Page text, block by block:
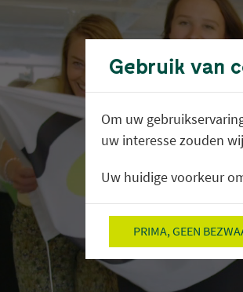
Gebruik van
Om uw
uw interesse zouden
Uw huidige voorkeur
PRIMA, GEEN